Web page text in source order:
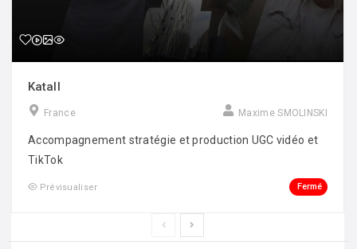
Katall
France Maxime SMOLINSKI
Accompagnement stratégie et production UGC vidéo et
TikTok
Prévisualiser Fermé